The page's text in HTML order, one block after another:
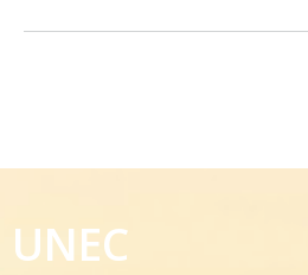
UNEC